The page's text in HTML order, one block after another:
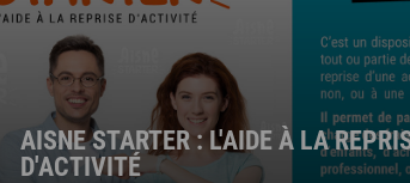
AISNE STARTER : L'AIDE À LA
D'ACTIVITÉ